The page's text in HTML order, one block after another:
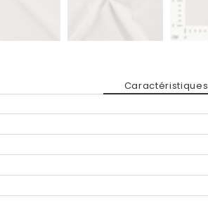
Caractéristiques